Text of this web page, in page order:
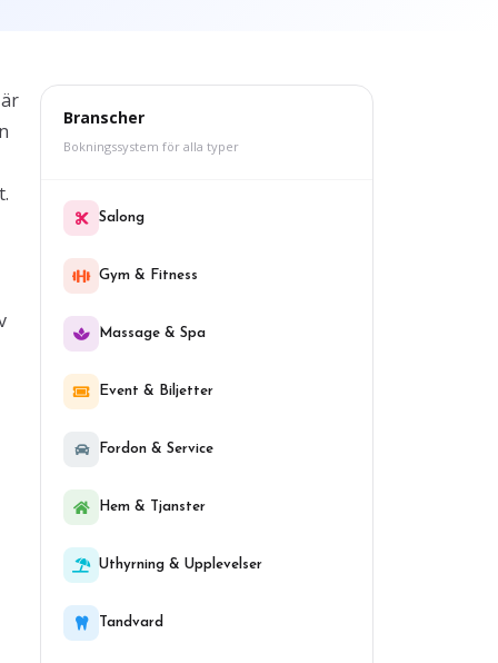
Branscher
Bokningssystem för alla typer
Salong
Gym & Fitness
Massage & Spa
Event & Biljetter
Fordon & Service
Hem & Tjanster
Uthyrning & Upplevelser
Tandvard